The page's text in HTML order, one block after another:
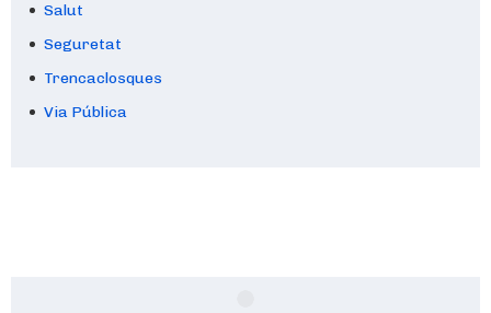
Salut
Seguretat
Trencaclosques
Via Pública